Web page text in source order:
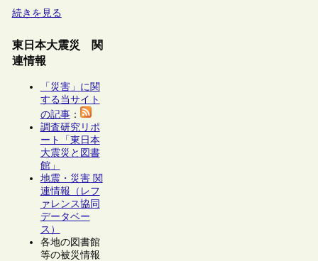
続きを見る
東日本大震災 関
連情報
「災害」に関
する当サイト
の記事：
調査研究リポ
ート「東日本
大震災と図書
館」
地震・災害 関
連情報（レフ
ァレンス協同
データベー
ス）
各地の図書館
等の被災情報